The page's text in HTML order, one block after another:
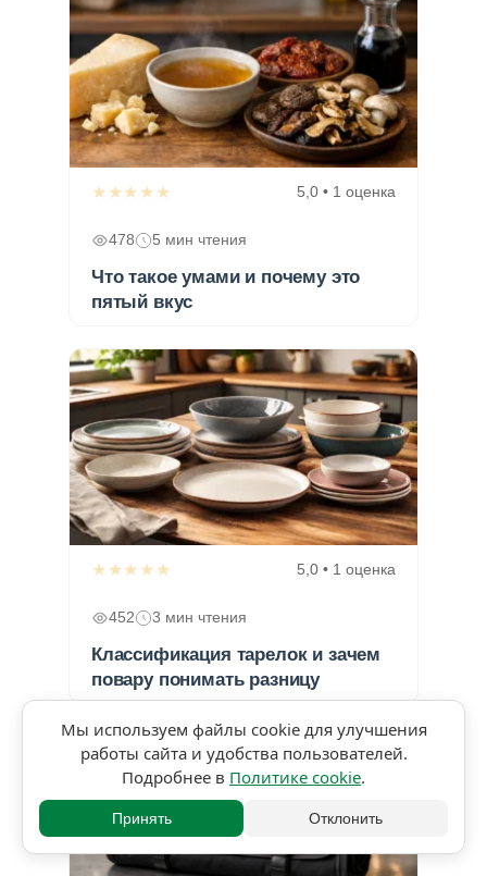
★★★★★ 5,0 • 1 оценка
478 5 мин чтения
Что такое умами и почему это
пятый вкус
★★★★★ 5,0 • 1 оценка
452 3 мин чтения
Классификация тарелок и зачем
повару понимать разницу
Мы используем файлы cookie для улучшения
работы сайта и удобства пользователей.
Подробнее в Политике cookie.
Принять Отклонить